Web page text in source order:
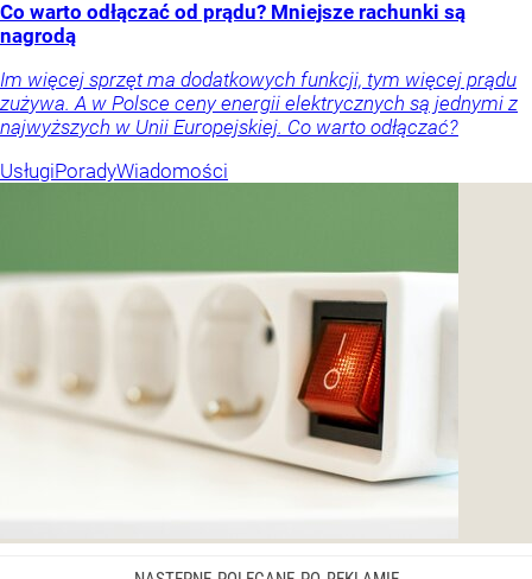
Co warto odłączać od prądu? Mniejsze rachunki są
nagrodą
Im więcej sprzęt ma dodatkowych funkcji, tym więcej prądu
zużywa. A w Polsce ceny energii elektrycznych są jednymi z
najwyższych w Unii Europejskiej. Co warto odłączać?
UsługiPoradyWiadomości